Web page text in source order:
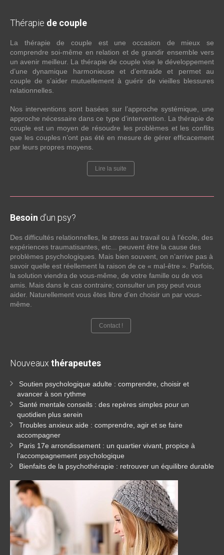
Thérapie de couple
La thérapie de couple est une occasion de mieux se
comprendre soi-même en relation et de grandir ensemble vers
un avenir meilleur. La thérapie de couple vise le développement
d’une dynamique harmonieuse et d’entraide et permet au
couple de s’aider mutuellement à guérir de vieilles blessures
relationnelles.
Nos interventions sont basées sur l’approche systémique, une
approche nécessaire dans ce type d’intervention. La thérapie de
couple est un moyen de résoudre les problèmes et les conflits
que les couples n’ont pas été en mesure de gérer efficacement
par leurs propres moyens.
Lire la suite
Besoin d’un psy?
Des difficultés relationnelles, le stress au travail ou à l’école, des
expériences traumatisantes, etc... peuvent être la cause des
problèmes psychologiques. Mais bien souvent, on n’arrive pas à
savoir quelle est réellement la raison de ce « mal-être ». Parfois,
la solution viendra de vous-même, de votre famille ou de vos
amis. Mais dans le cas contraire; consulter un psy peut vous
aider. Naturellement vous êtes libre d’en choisir un par vous-
même.
Contact !
Nouveaux thérapeutes
Soutien psychologique adulte : comprendre, choisir et
avancer à son rythme
Santé mentale conseils : des repères simples pour un
quotidien plus serein
Troubles anxieux aide : comprendre, agir et se faire
accompagner
Paris 17e arrondissement : un quartier vivant, propice à
l’accompagnement psychologique
Bienfaits de la psychothérapie : retrouver un équilibre durable